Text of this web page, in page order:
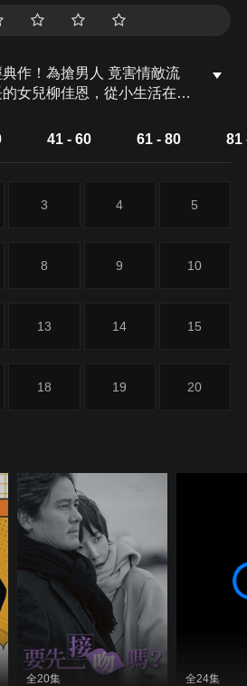
典作！為搶男人 竟害情敵流
女兒柳佳恩，從小生活在富
也因此離婚。與美蘭原本是
棄美蘭選擇佳恩，但命運的
姻，找回屬於自己該有的成
》) 領銜主演。
41 - 60 61 - 80 81
3 4 5
8 9 10
13 14 15
18 19 20
全20集 全24集